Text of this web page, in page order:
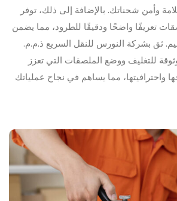
وأمن شحناتك. بالإضافة إلى ذلك، توفر
تعريفًا واضحًا ودقيقًا للطرود، مما يضمن
ثق بشركة النورس للنقل السريع ذ.م.م.
للتغليف ووضع الملصقات التي تعزز
واحترافيتها، مما يساهم في نجاح عملياتك